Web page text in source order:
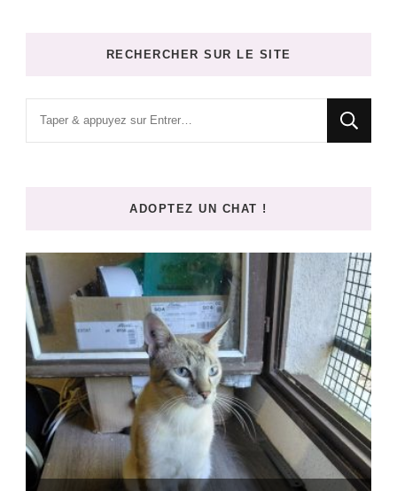
RECHERCHER SUR LE SITE
ADOPTEZ UN CHAT !